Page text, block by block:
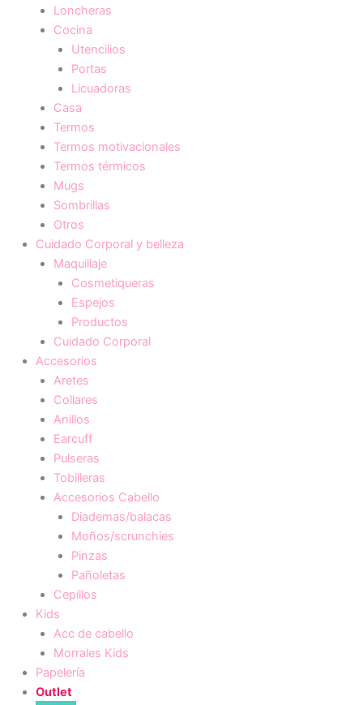
Loncheras
Cocina
Utencilios
Portas
Licuadoras
Casa
Termos
Termos motivacionales
Termos térmicos
Mugs
Sombrillas
Otros
Cuidado Corporal y belleza
Maquillaje
Cosmetiqueras
Espejos
Productos
Cuidado Corporal
Accesorios
Aretes
Collares
Anillos
Earcuff
Pulseras
Tobilleras
Accesorios Cabello
Diademas/balacas
Moños/scrunchies
Pinzas
Pañoletas
Cepillos
Kids
Acc de cabello
Morrales Kids
Papelería
Outlet